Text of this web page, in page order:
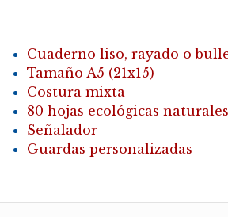
Cuaderno liso, rayado o
Tamaño A5 (21x15)
Costura mixta
80 hojas ecológicas
Señalador
Guardas personalizadas